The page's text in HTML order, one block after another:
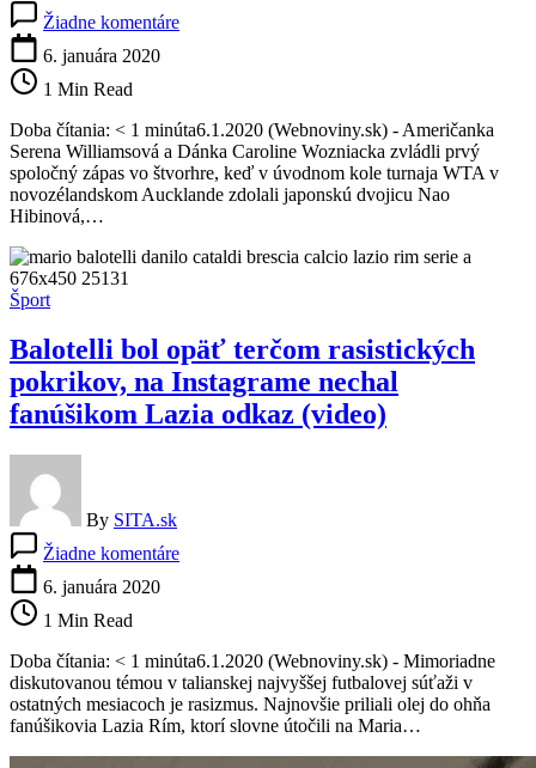
Žiadne komentáreSerena
absolvovali
spoločnú
víťaznú
premiéru
štvorhre
6. januára 2020
1 Min Read
Doba čítania: < 1 minúta6.1.2020 (Webnoviny.sk) - Američanka
Serena Williamsová a Dánka Caroline Wozniacka zvládli prvý
spoločný zápas vo štvorhre, keď v úvodnom kole turnaja WTA v
novozélandskom Aucklande zdolali japonskú dvojicu Nao
Hibinová,…
Šport
Balotelli bol opäť terčom rasistických
pokrikov, na Instagrame nechal
fanúšikom Lazia odkaz (video)
By SITA.sk
Žiadne komentáreBalotelli
pokrikov,
na
Instagrame
nechal
fanúšikom
6. januára 2020
1 Min Read
Doba čítania: < 1 minúta6.1.2020 (Webnoviny.sk) - Mimoriadne
diskutovanou témou v talianskej najvyššej futbalovej súťaži v
ostatných mesiacoch je rasizmus. Najnovšie priliali olej do ohňa
fanúšikovia Lazia Rím, ktorí slovne útočili na Maria…